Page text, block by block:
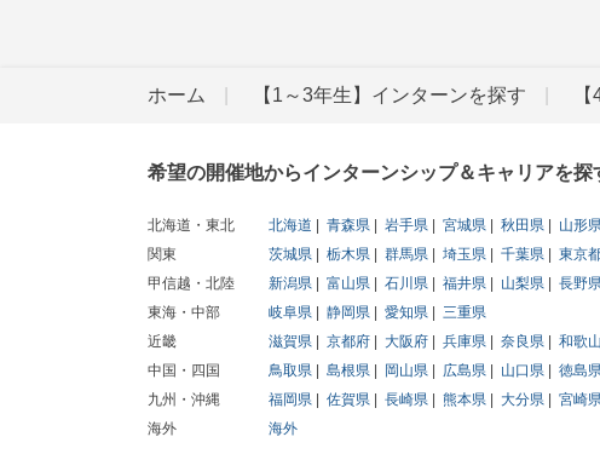
ホーム 【1～3年生】インターンを探す
希望の開催地からインターンシップ＆キャリアを探
北海道・東北 北海道 青森県 岩手県 宮城県 秋田県 山形
関東
茨城県 栃木県 群馬県 埼玉県 千葉県 東京
甲信越・北陸
新潟県 富山県 石川県 福井県 山梨県
長野
東海・中部
岐阜県 静岡県 愛知県
三重県
近畿
滋賀県 京都府 大阪府 兵庫県 奈良県
和歌
中国・四国
鳥取県 島根県 岡山県 広島県 山口県 徳島
九州・沖縄
福岡県 佐賀県 長崎県 熊本県 大分県 宮崎
海外
海外